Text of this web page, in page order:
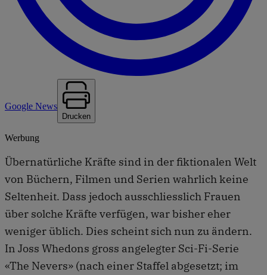
Google News
Drucken
Werbung
Übernatürliche Kräfte sind in der fiktionalen Welt
von Büchern, Filmen und Serien wahrlich keine
Seltenheit. Dass jedoch ausschliesslich Frauen
über solche Kräfte verfügen, war bisher eher
weniger üblich. Dies scheint sich nun zu ändern.
In Joss Whedons gross angelegter Sci-Fi-Serie
«The Nevers» (nach einer Staffel abgesetzt; im